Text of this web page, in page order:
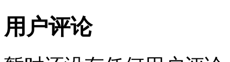
用户评论